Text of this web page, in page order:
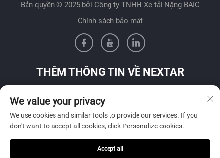
Bản quyền © 2025 bởi Công ty TNHH Xe tải Nặng BAIC
Chính sách bảo mật
THÊM THÔNG TIN VỀ NEXTAR
We value your privacy
We use cookies and similar tools to provide our services. If you
don't want to accept all cookies, click Personalize cookies.
Accept all